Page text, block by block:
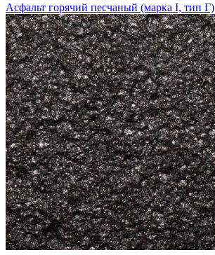
Асфальт горячий песчаный (марка I, тип Г)